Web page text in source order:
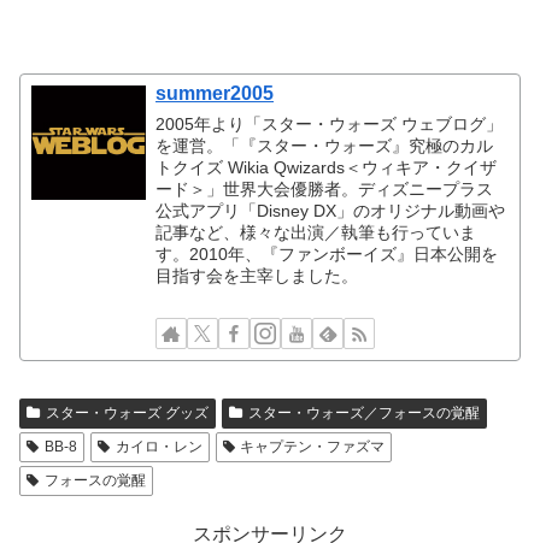
summer2005
2005年より「スター・ウォーズ ウェブログ」
を運営。「『スター・ウォーズ』究極のカル
トクイズ Wikia Qwizards＜ウィキア・クイザ
ード＞」世界大会優勝者。ディズニープラス
公式アプリ「Disney DX」のオリジナル動画や
記事など、様々な出演／執筆も行っていま
す。2010年、『ファンボーイズ』日本公開を
目指す会を主宰しました。
スター・ウォーズ グッズ
スター・ウォーズ／フォースの覚醒
BB-8
カイロ・レン
キャプテン・ファズマ
フォースの覚醒
スポンサーリンク